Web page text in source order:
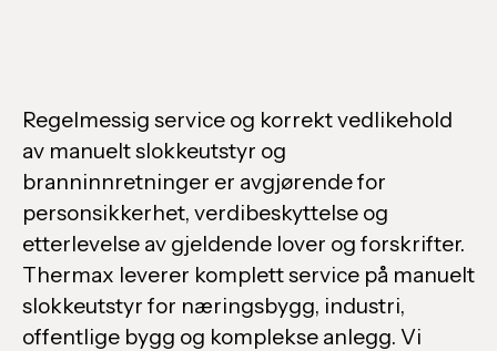
Regelmessig service og korrekt vedlikehold
av manuelt slokkeutstyr og
branninnretninger er avgjørende for
personsikkerhet, verdibeskyttelse og
etterlevelse av gjeldende lover og forskrifter.
Thermax leverer komplett service på manuelt
slokkeutstyr for næringsbygg, industri,
offentlige bygg og komplekse anlegg. Vi